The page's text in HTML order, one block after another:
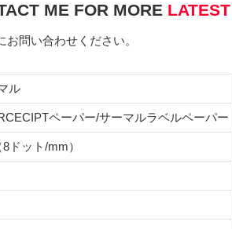
ME FOR MORE
問い合わせください。
ル
ペーパー/サーマルラベルペーパー
ドット/mm）